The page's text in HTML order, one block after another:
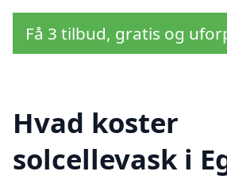
Få 3 tilbud, gratis og
Hvad koster
solcellevask i